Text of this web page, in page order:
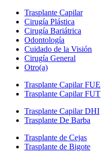
Trasplante Capilar
Cirugía Plástica
Cirugía Bariátrica
Odontología
Cuidado de la Visión
Cirugía General
Otro(a)
Trasplante Capilar FUE
Trasplante Capilar FUT
Trasplante Capilar DHI
Trasplante De Barba
Trasplante de Cejas
Trasplante de Bigote